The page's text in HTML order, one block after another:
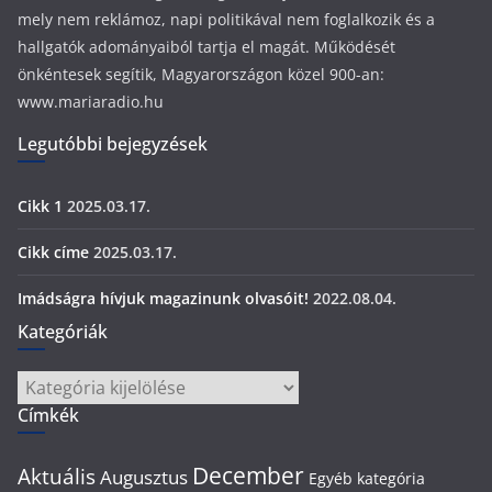
mely nem reklámoz, napi politikával nem foglalkozik és a
hallgatók adományaiból tartja el magát. Működését
önkéntesek segítik, Magyarországon közel 900-an:
www.mariaradio.hu
Legutóbbi bejegyzések
Cikk 1 2025.03.17.
Cikk címe 2025.03.17.
Imádságra hívjuk magazinunk olvasóit! 2022.08.04.
Kategóriák
Kategóriák
Címkék
AktuálisAugusztus December Egyéb kategória